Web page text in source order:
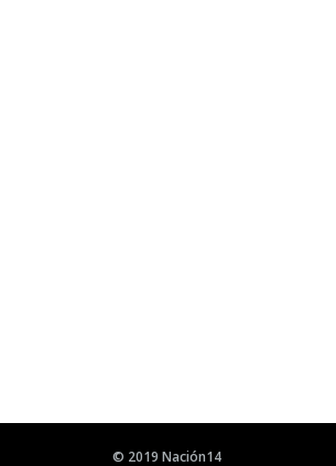
© 2019 Nación14